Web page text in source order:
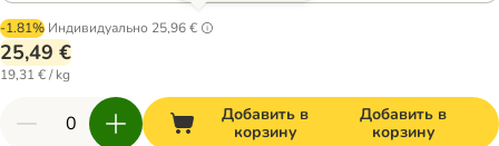
-1.81% Индивидуально 25,96 €
25,49 €
19,31 € / kg
Добавить в
корзину
Добавить в
корзину